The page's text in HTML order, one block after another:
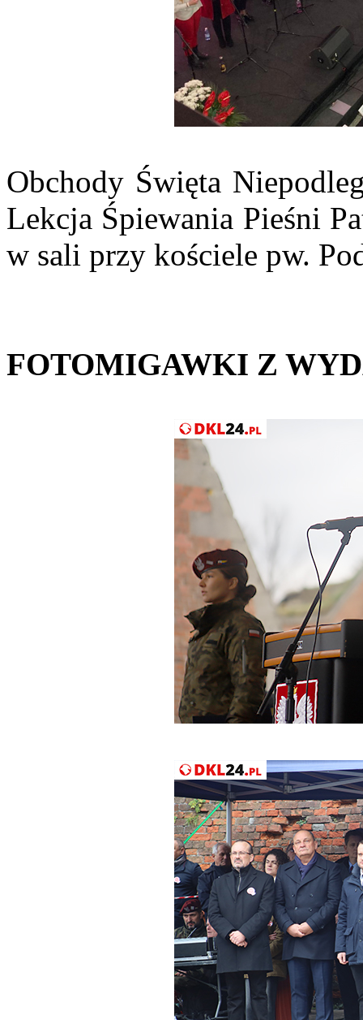
Obchody Święta
Lekcja Śpiewania Pieśni
w sali przy kościele pw.
FOTOMIGAWKI Z